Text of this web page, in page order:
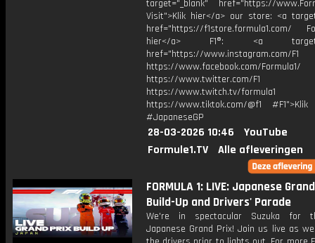
target="_blank" href="https://
Visit">Klik hier</a> our store: <a
href="https://f1store.formula1.com/
hier</a> F1®: <a
href="https://www.instagram.com/F1
https://www.facebook.com/Formula1/
https://www.twitter.com/F1
https://www.twitch.tv/formula1
https://www.tiktok.com/@f1
#JapaneseGP
28-03-2026 10:46
YouTube
Formule1.TV
Alle afleveringen
FORMULA 1: LIVE: Japanese
Build-Up and Drivers' Parade
We're in spectacular Suzuka for
Japanese Grand Prix! Join us live as